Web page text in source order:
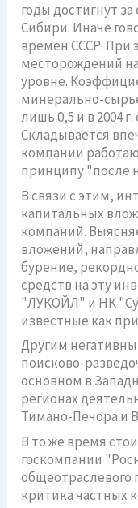
годы достигнут
Сибири. Иначе
времен СССР. При
месторождений
уровне.
минерально-
лишь 0,5 и в 2004
Складывается
компании
принципу "после
В связи с этим,
капитальных
компаний.
вложений,
бурение,
средств на эту
"ЛУКОЙЛ" и НК
известные как
Другим
поисково-
основном в
регионах
Тимано-Печора и
В то же время
госкомпании
общеотраслевого
критика частных